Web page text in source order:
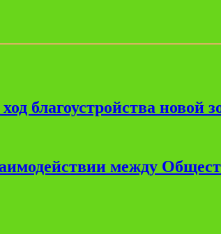
благоустройства новой
между